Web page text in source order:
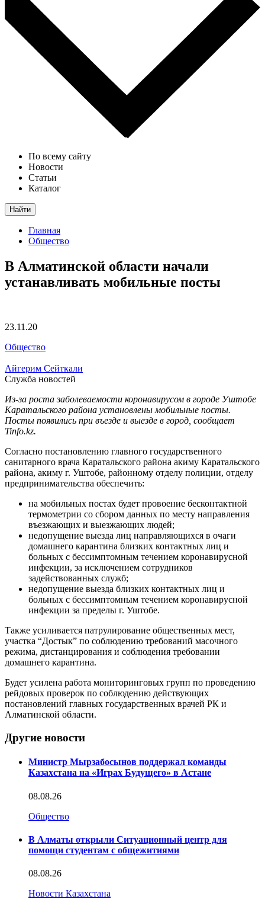
По всему сайту
Новости
Статьи
Каталог
Найти
Главная
Общество
В Алматинской области начали
устанавливать мобильные посты
23.11.20
Общество
Айгерим Сейткали
Служба новостей
Из-за роста заболеваемости коронавирусом в городе Уштобе
Каратальского района установлены мобильные посты.
Посты появились при въезде и выезде в город, сообщает
Tinfo.kz.
Согласно постановлению главного государственного
санитарного врача Каратальского района акиму Каратальского
района, акиму г. Уштобе, районному отделу полиции, отделу
предпринимательства обеспечить:
на мобильных постах будет провоение бесконтактной
термометрии со сбором данных по месту направления
въезжающих и выезжающих людей;
недопущение выезда лиц направляющихся в очаги
домашнего карантина близких контактных лиц и
больных с бессимптомным течением коронавирусной
инфекции, за исключением сотрудников
задействованных служб;
недопущение выезда близких контактных лиц и
больных с бессимптомным течением коронавирусной
инфекции за пределы г. Уштобе.
Также усиливается патрулирование общественных мест,
участка “Достык” по соблюдению требований масочного
режима, дистанцирования и соблюдения требовании
домашнего карантина.
Будет усилена работа мониторинговых групп по проведению
рейдовых проверок по соблюдению действующих
постановлений главных государственных врачей РК и
Алматинской области.
Другие новости
Министр Мырзабосынов поддержал команды
Казахстана на «Играх Будущего» в Астане
08.08.26
Общество
В Алматы открыли Ситуационный центр для
помощи студентам с общежитиями
08.08.26
Новости Казахстана